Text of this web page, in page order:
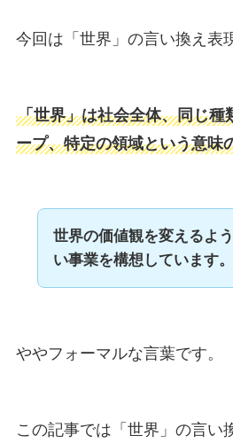
今回は「世界」の言い換え表
「世界」は社会全体、同じ種
ープ、特定の領域という意味
世界の価値観を変えるよ
い事業を構想しています。
ややフォーマルな言葉です。
この記事では「世界」の言い